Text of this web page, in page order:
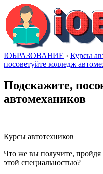
IОБРАЗОВАНИЕ › Курсы
посоветуйте колледж
Подскажите,
автомехаников
Курсы автотехников
Что же вы получите, пройдя
этой специальностью?